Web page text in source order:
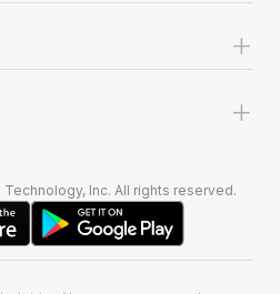
+
+
Inc. All rights reserved.